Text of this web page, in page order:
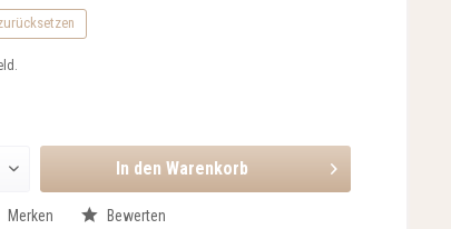
In den Warenkorb
Merken Bewerten